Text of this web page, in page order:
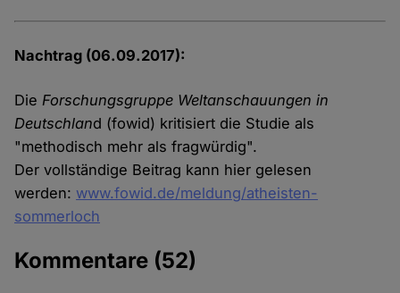
Nachtrag (06.09.2017):
DieForschungsgruppe Weltanschauungen in
Deutschland (fowid) kritisiert die Studie als
"methodisch mehr als fragwürdig".
Der vollständige Beitrag kann hier gelesen
werden: www.fowid.de/meldung/atheisten-
sommerloch
Kommentare (52)